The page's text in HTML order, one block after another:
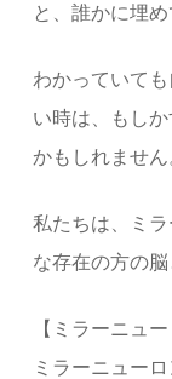
と、誰かに埋
わかっていて
い時は、もし
かもしれません
私たちは、ミ
な存在の方の
【ミラーニュ
ミラーニュー